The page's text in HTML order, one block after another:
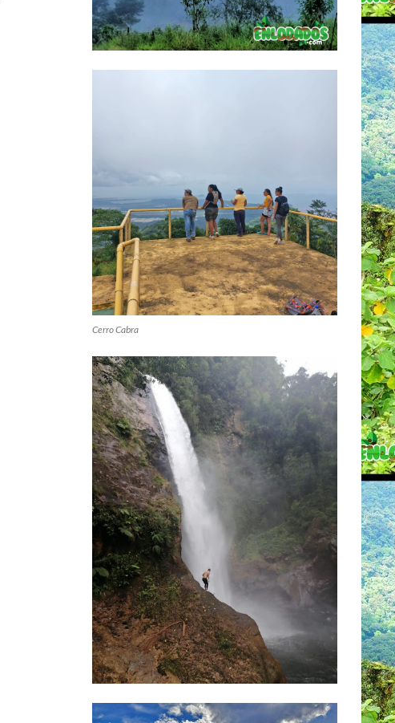
Cerro Cabra